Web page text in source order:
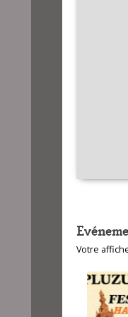
Votre